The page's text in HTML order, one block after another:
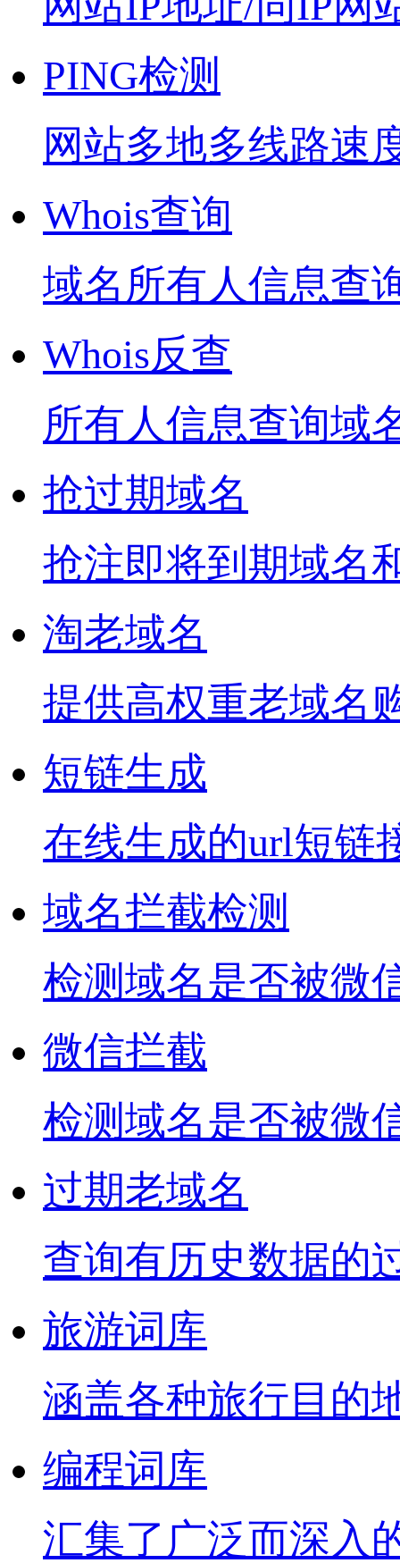
PING检测
网站多地多线路速
Whois查询
域名所有人信息查
Whois反查
所有人信息查询域
抢过期域名
抢注即将到期域名
淘老域名
提供高权重老域名
短链生成
在线生成的url短链
域名拦截检测
检测域名是否被微
微信拦截
检测域名是否被微
过期老域名
查询有历史数据的
旅游词库
涵盖各种旅行目的
编程词库
汇集了广泛而深入